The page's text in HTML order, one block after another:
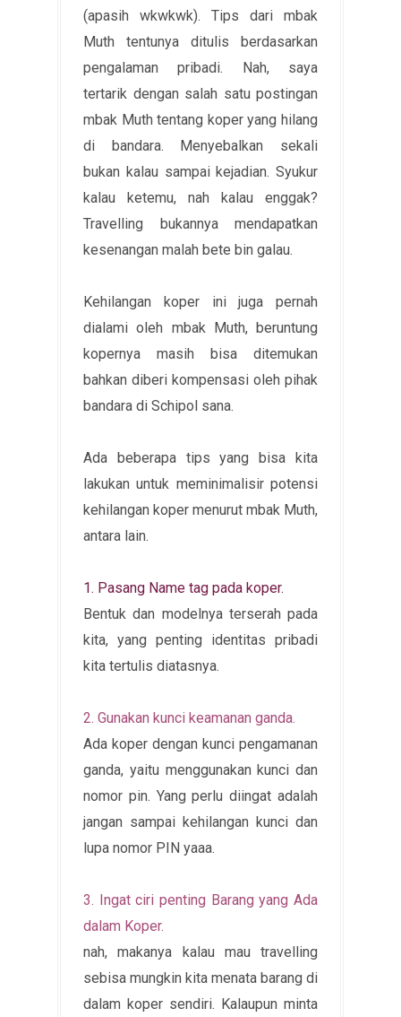
(apasih wkwkwk). Tips dari mbak
Muth tentunya ditulis berdasarkan
pengalaman pribadi. Nah, saya
tertarik dengan salah satu postingan
mbak Muth tentang koper yang hilang
di bandara. Menyebalkan sekali
bukan kalau sampai kejadian. Syukur
kalau ketemu, nah kalau enggak?
Travelling bukannya mendapatkan
kesenangan malah bete bin galau.
Kehilangan koper ini juga pernah
dialami oleh mbak Muth, beruntung
kopernya masih bisa ditemukan
bahkan diberi kompensasi oleh pihak
bandara di Schipol sana.
Ada beberapa tips yang bisa kita
lakukan untuk meminimalisir potensi
kehilangan koper menurut mbak Muth,
antara lain.
1. Pasang Name tag pada koper.
Bentuk dan modelnya terserah pada
kita, yang penting identitas pribadi
kita tertulis diatasnya.
2. Gunakan kunci keamanan ganda.
Ada koper dengan kunci pengamanan
ganda, yaitu menggunakan kunci dan
nomor pin. Yang perlu diingat adalah
jangan sampai kehilangan kunci dan
lupa nomor PIN yaaa.
3. Ingat ciri penting Barang yang Ada
dalam Koper.
nah, makanya kalau mau travelling
sebisa mungkin kita menata barang di
dalam koper sendiri. Kalaupun minta